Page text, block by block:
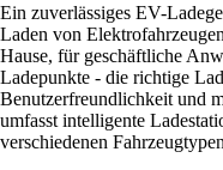
Ein zuverlässiges EV-
Laden von
Hause, für geschäftliche
Ladepunkte - die richtige
Benutzerfreundlichkeit und
umfasst intelligente
verschiedenen